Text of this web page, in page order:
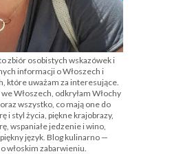
zbiór osobistych wskazówek i
informacji o Włoszech i
które uważam za interesujące.
Włoszech, odkryłam Włochy
wszystko, co mają one do
i styl życia, piękne krajobrazy,
wspaniałe jedzenie i wino,
język. Blog kulinarno —
włoskim zabarwieniu.